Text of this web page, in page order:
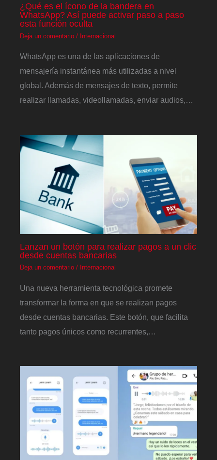
¿Qué es el ícono de la bandera en
WhatsApp? Así puede activar paso a paso
esta función oculta
Deja un comentario / Internacional
WhatsApp es una de las aplicaciones de
mensajería instantánea más utilizadas a nivel
global. Además de mensajes de texto, permite
realizar llamadas, videollamadas, enviar audios,…
Lanzan un botón para realizar pagos a un clic
desde cuentas bancarias
Deja un comentario / Internacional
Una nueva herramienta tecnológica promete
transformar la forma en que se realizan pagos
desde cuentas bancarias. Este botón, que facilita
tanto pagos únicos como recurrentes,…